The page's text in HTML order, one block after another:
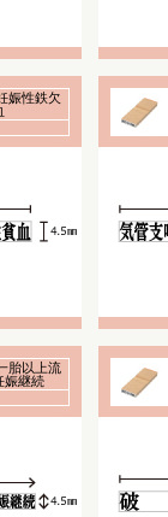
娠性鉄欠
胎以上流
娠継続